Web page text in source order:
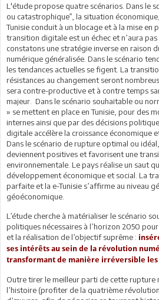
L'étude propose quatre scénarios. Dans le
ou catastrophique”, la situation
Tunisie conduit à un blocage et à la mise en
transition digitale est un échec et n’aura
constatons une stratégie inverse en raison
numérique généralisée. Dans le scénario
les tendances actuelles se figent. La
résistances au changement seront
sera contre-productive et à contre temps
majeur. Dans le scénario souhaitable ou
» se mettent en place en Tunisie, pour des
internes ainsi que par des décisions
digitale accélère la croissance économique
Dans le scénario de rupture optimal ou
deviennent positives et favorisent une
environnementale. Le pays réalise un saut
développement économique et social. La
parfaite et la e-Tunisie s’affirme au niveau
géoéconomique.
L’étude cherche à matérialiser le scénario
politiques nécessaires à l’horizon 2050
et la réalisation de l’objectif suprême :
ses intérêts au sein de la révolution
transformant de manière irréversible les
Outre tirer le meilleur parti de cette rupture
l’histoire (profiter de la quatrième